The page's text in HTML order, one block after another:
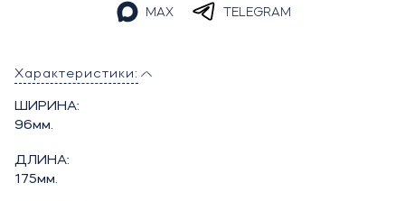
MAX TELEGRAM
Характеристики:
ШИРИНА:
96мм.
ДЛИНА:
175мм.